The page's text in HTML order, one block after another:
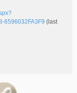
6596032FA3F9 (last